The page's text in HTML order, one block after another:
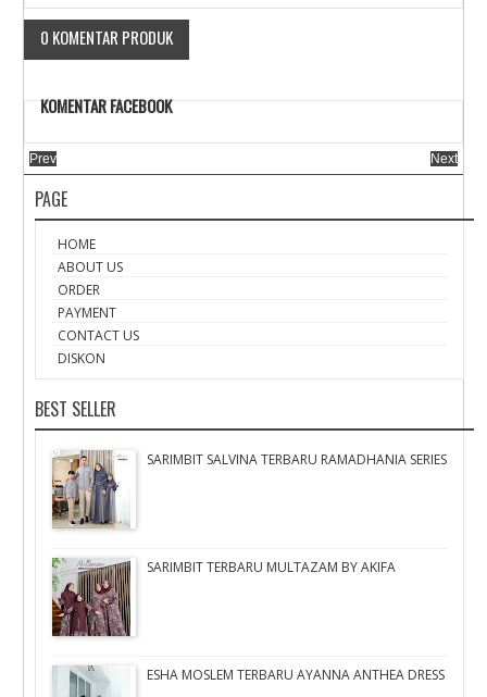
0 KOMENTAR PRODUK
KOMENTAR FACEBOOK
Prev Next
PAGE
HOME
ABOUT US
ORDER
PAYMENT
CONTACT US
DISKON
BEST SELLER
SARIMBIT SALVINA TERBARU RAMADHANIA SERIES
SARIMBIT TERBARU MULTAZAM BY AKIFA
ESHA MOSLEM TERBARU AYANNA ANTHEA DRESS